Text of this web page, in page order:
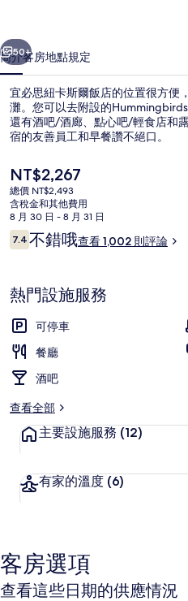
飯
店
的
相
集
個 下一個
50+
簡介客房地點規定
宜必思紐卡斯爾飯店的位置很方便
灘。您可以去附設的
還有酒吧/酒廊、點心吧/輕食店和
宿的友善員工和早餐讚不絕口。
目
前
的
價
格
是
NT$2,267
總價 NT$2,493
含稅金和其他費用
8 月 30 日 - 8 月 31 日
評
論
7.47.4 分，滿分 10 分，
不錯哦查看 1,002 則評論
熱門設施服務
可停車
餐廳
酒吧
查看全部
主要設施服務 (12)
有家的溫度 (6)
客房選項
查看這些日期的供應情況